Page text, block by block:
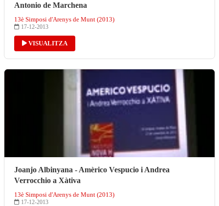
Antonio de Marchena
13è Simposi d'Arenys de Munt (2013)
17-12-2013
VISUALITZA
Joanjo Albinyana - Amèrico Vespucio i Andrea
Verrocchio a Xàtiva
13è Simposi d'Arenys de Munt (2013)
17-12-2013